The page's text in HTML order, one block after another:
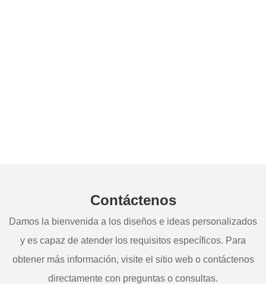
Contáctenos
Damos la bienvenida a los diseños e ideas personalizados
y es capaz de atender los requisitos específicos. Para
obtener más información, visite el sitio web o contáctenos
directamente con preguntas o consultas.